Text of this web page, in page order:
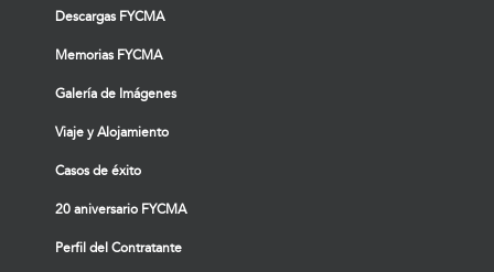
Descargas FYCMA
Memorias FYCMA
Galería de Imágenes
Viaje y Alojamiento
Casos de éxito
20 aniversario FYCMA
Perfil del Contratante